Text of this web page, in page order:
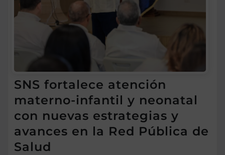
SNS fortalece atención
materno-infantil y neonatal
con nuevas estrategias y
avances en la Red Pública de
Salud